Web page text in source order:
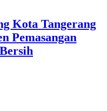
Kota Tangerang
Pemasangan